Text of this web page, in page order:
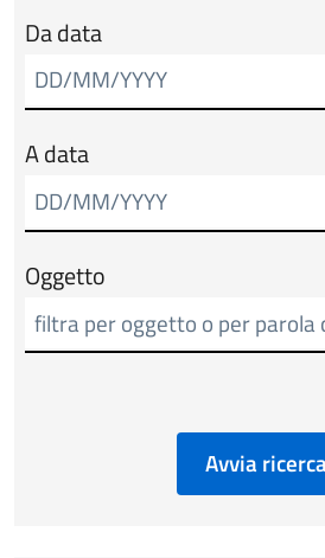
Da data
A data
Oggetto
Avvia ricerca